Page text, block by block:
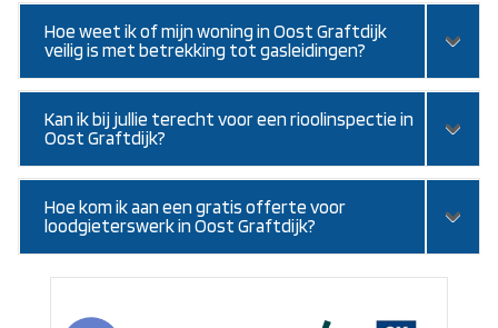
Hoe weet ik of mijn woning in Oost Graftdijk
veilig is met betrekking tot gasleidingen?
Kan ik bij jullie terecht voor een rioolinspectie in
Oost Graftdijk?
Hoe kom ik aan een gratis offerte voor
loodgieterswerk in Oost Graftdijk?